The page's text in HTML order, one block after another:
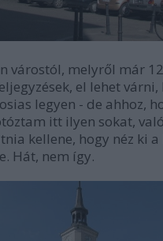
várostól, melyről már
el lehet várni,
legyen - de ahhoz,
itt ilyen sokat,
kellene, hogy néz ki
Hát, nem így.